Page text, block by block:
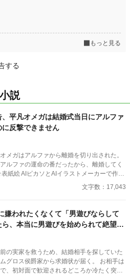
もっと見る
する
説
、平凡オメガは結婚式当日にアルファ
反撃できません
メガはアルファから離婚を切り出された。
ルファの運命の番だったから、離婚してく
文字数：17,043
嫌われたくなくて「男遊びならして
ら、本当に男遊びを始められて絶望し
の実家を救うため、結婚相手を探していた
グロス侯爵家から求婚状が届く。 お相手は
、初対面で歓迎されるどころか冷たく突き